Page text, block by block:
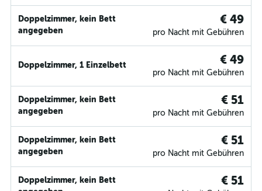
Doppelzimmer, kein Bett
angegeben
€ 49
pro Nacht mit Gebühren
Doppelzimmer, 1 Einzelbett € 49
pro Nacht mit Gebühren
Doppelzimmer, kein Bett
angegeben
€ 51
pro Nacht mit Gebühren
Doppelzimmer, kein Bett
angegeben
€ 51
pro Nacht mit Gebühren
Doppelzimmer, kein Bett
€ 51